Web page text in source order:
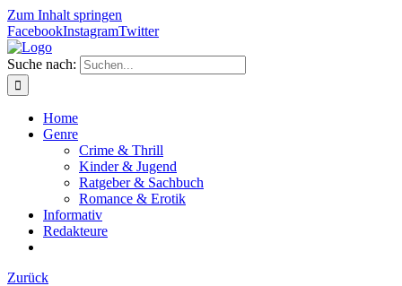
Zum Inhalt springen
FacebookInstagramTwitter
Suche nach:
Home
Genre
Crime & Thrill
Kinder & Jugend
Ratgeber & Sachbuch
Romance & Erotik
Informativ
Redakteure
Zurück